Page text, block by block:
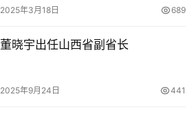
2025年3月18日 689
董晓宇出任山西省副省长
2025年9月24日 441